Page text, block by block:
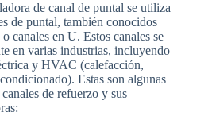
de canal de puntal se utiliza
de puntal, también conocidos
canales en U. Estos canales se
en varias industrias, incluyendo
y HVAC (calefacción,
Estas son algunas
de refuerzo y sus